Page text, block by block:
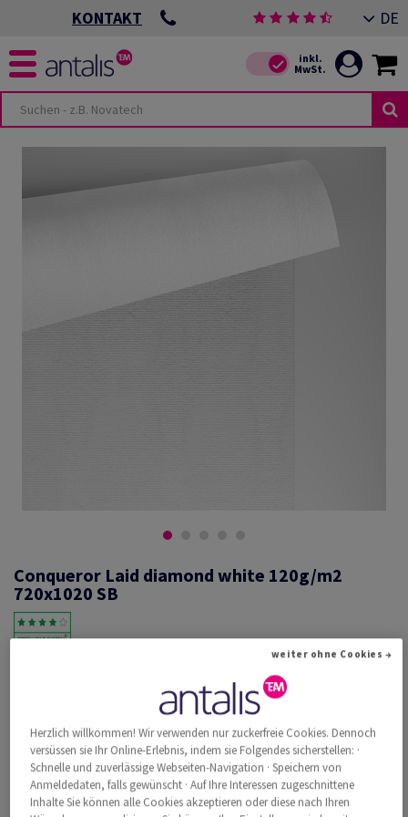
KONTAKT DE
Conqueror Laid diamond white 120g/m2
720x1020 SB
Conqueror Laid, diamond white, 120g/m2, gerippt, ohne
Wasserzeichen, woodfree ECF with 15% cotton, 168µm, 720mm x
1020mm, B1+, SB, Paket zu 250 Bogen/Blatt, FSC Mix Credit
Weitere Produktinformationen
Produkt weiterempfehlen
Katalogpreis inkl. MwSt.
Herzlich willkommen! Wir verwenden nur zuckerfreie Cookies. Dennoch
versüssen sie Ihr Online-Erlebnis, indem sie Folgendes sicherstellen: ·
Schnelle und zuverlässige Webseiten-Navigation · Speichern von
Anmeldedaten, falls gewünscht · Auf Ihre Interessen zugeschnittene
Inhalte Sie können alle Cookies akzeptieren oder diese nach Ihren
weiter ohne Cookies →